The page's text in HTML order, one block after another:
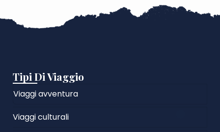
Tipi Di Viaggio
Viaggi avventura
Viaggi culturali